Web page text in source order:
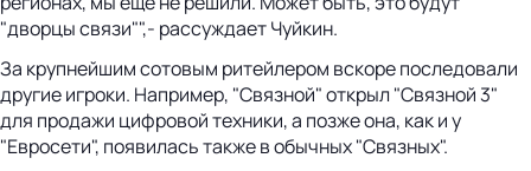
"дворцы связи"",- рассуждает Чуйкин.
За крупнейшим сотовым ритейлером вскоре последовали
другие игроки. Например, "Связной" открыл "Связной 3"
для продажи цифровой техники, а позже она, как и у
"Евросети", появилась также в обычных "Связных".